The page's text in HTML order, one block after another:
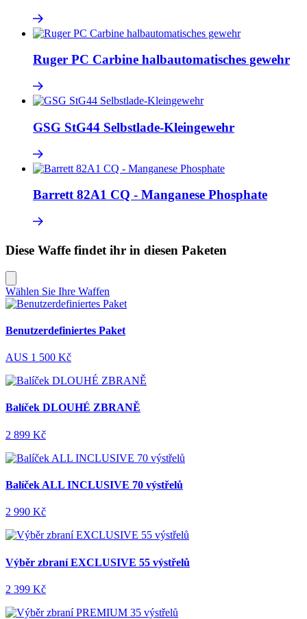
Ruger PC Carbine halbautomatisches gewehr
GSG StG44 Selbstlade-Kleingewehr
Barrett 82A1 CQ - Manganese Phosphate
Diese Waffe findet ihr in diesen Paketen
Wählen Sie Ihre Waffen
Benutzerdefiniertes Paket
AUS 1 500 Kč
Balíček DLOUHÉ ZBRANĚ
2 899 Kč
Balíček ALL INCLUSIVE 70 výstřelů
2 990 Kč
Výběr zbraní EXCLUSIVE 55 výstřelů
2 399 Kč